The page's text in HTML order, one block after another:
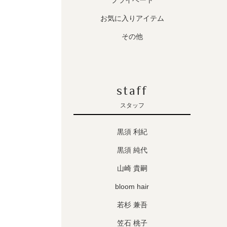
お気に入りアイテム
その他
staff
スタッフ
黒須 利紀
黒須 純代
山崎 貴嗣
bloom hair
若杉 兼吾
笠石 桃子